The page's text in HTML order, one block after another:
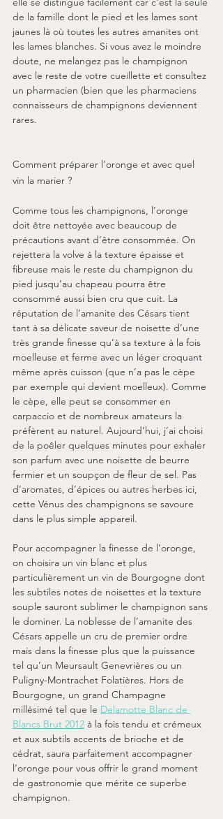
de la famille dont le pied et les lames sont
jaunes là où toutes les autres amanites ont
les lames blanches. Si vous avez le moindre
doute, ne melangez pas le champignon
avec le reste de votre cueillette et consultez
un pharmacien (bien que les pharmaciens
connaisseurs de champignons deviennent
rares.
Comment préparer l'oronge et avec quel
vin la marier ?
Comme tous les champignons, l’oronge
doit être nettoyée avec beaucoup de
précautions avant d’être consommée. On
rejettera la volve à la texture épaisse et
fibreuse mais le reste du champignon du
pied jusqu’au chapeau pourra être
consommé aussi bien cru que cuit. La
réputation de l’amanite des Césars tient
tant à sa délicate saveur de noisette d’une
très grande finesse qu’à sa texture à la fois
moelleuse et ferme avec un léger croquant
même après cuisson (que n’a pas le cèpe
par exemple qui devient moelleux). Comme
le cèpe, elle peut se consommer en
carpaccio et de nombreux amateurs la
préfèrent au naturel. Aujourd’hui, j’ai choisi
de la poêler quelques minutes pour exhaler
son parfum avec une noisette de beurre
fermier et un soupçon de fleur de sel. Pas
d’aromates, d’épices ou autres herbes ici,
cette Vénus des champignons se savoure
dans le plus simple appareil.
Pour accompagner la finesse de l’oronge,
on choisira un vin blanc et plus
particulièrement un vin de Bourgogne dont
les subtiles notes de noisettes et la texture
souple sauront sublimer le champignon sans
le dominer. La noblesse de l’amanite des
Césars appelle un cru de premier ordre
mais dans la finesse plus que la puissance
tel qu’un Meursault Genevrières ou un
Puligny-Montrachet Folatières. Hors de
Bourgogne, un grand Champagne
millésimé tel que le Delamotte Blanc de
Blancs Brut 2012 à la fois tendu et crémeux
et aux subtils accents de brioche et de
cédrat, saura parfaitement accompagner
l’oronge pour vous offrir le grand moment
de gastronomie que mérite ce superbe
champignon.